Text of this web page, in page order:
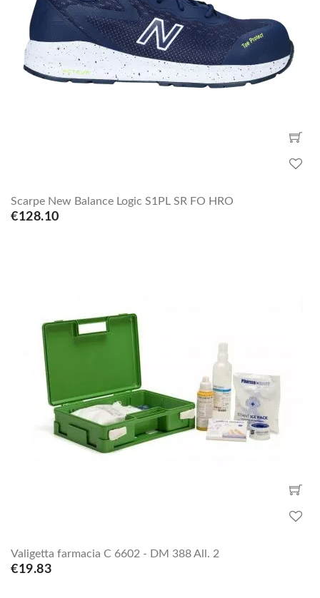
Scarpe New Balance Logic S1PL SR FO HRO
€128.10
Valigetta farmacia C 6602 - DM 388 All. 2
€19.83